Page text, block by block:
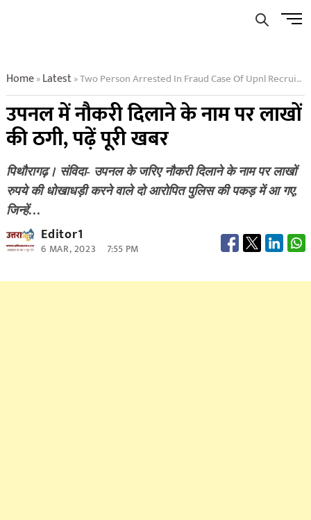
Menu
Home»Latest»Two Person Arrested In Fraud Case Of Upnl Recruitment
उपनल में नौकरी दिलाने के नाम पर लाखों
की ठगी, पढ़ें पूरी खबर
पिथौरागढ़। संविदा- उपनल के जरिए नौकरी दिलाने के नाम पर लाखों
रुपये की धोखाधड़ी करने वाले दो आरोपित पुलिस की पकड़ में आ गए,
जिन्हें…
Editor1
6 MAR, 2023 7:55 PM